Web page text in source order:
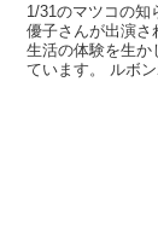
1/31のマツコの知
優子さんが出演さ
生活の体験を生か
ています。 ルボン